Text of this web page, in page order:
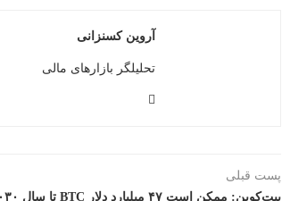
آروین کسنزانی
تحلیلگر بازارهای مالی
پست قبلی